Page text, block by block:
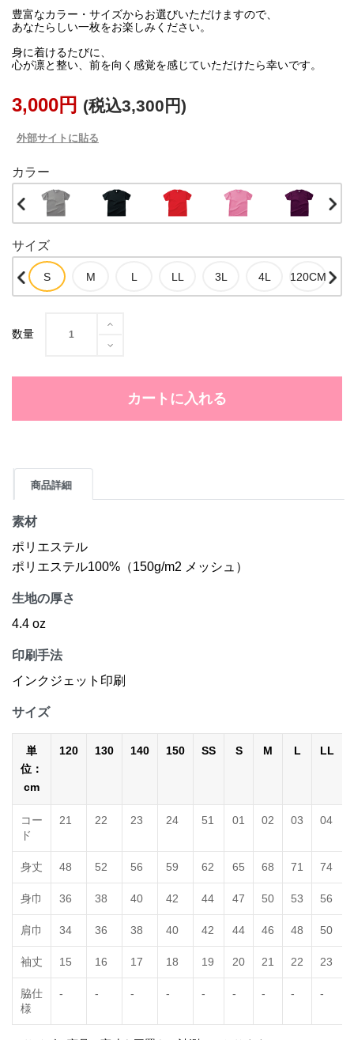
豊富なカラー・サイズからお選びいただけますので、
あなたらしい一枚をお楽しみください。
身に着けるたびに、
心が凛と整い、前を向く感覚を感じていただけたら幸いです。
3,000円 (税込3,300円)
外部サイトに貼る
カラー
サイズ
数量
カートに入れる
商品詳細
素材
ポリエステル
ポリエステル100%（150g/m2 メッシュ）
生地の厚さ
4.4 oz
印刷手法
インクジェット印刷
サイズ
単
位：
cm
120 130 140 150 SS S M L LL
コー
ド
21 22 23 24 51 01 02 03 04
身丈 48 52 56 59 62 65 68 71 74
身巾 36 38 40 42 44 47 50 53 56
肩巾 34 36 38 40 42 44 46 48 50
袖丈 15 16 17 18 19 20 21 22 23
脇仕
様
- - - - - - - - -